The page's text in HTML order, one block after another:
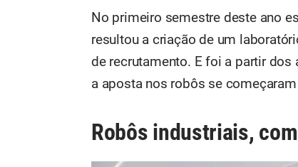
No primeiro semestre deste ano
resultou a criação de um
de recrutamento. E foi a partir
a aposta nos robôs se
Robôs industriais,